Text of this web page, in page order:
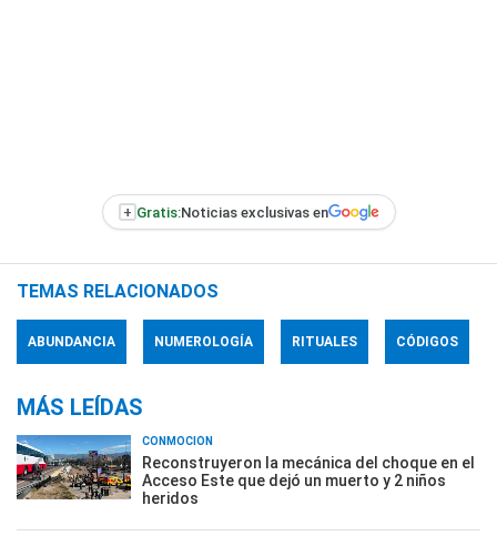
+ Gratis:Noticias exclusivas en
TEMAS RELACIONADOS
ABUNDANCIA NUMEROLOGÍA RITUALES CÓDIGOS
MÁS LEÍDAS
CONMOCIÓN
Reconstruyeron la mecánica del choque en el
Acceso Este que dejó un muerto y 2 niños
heridos